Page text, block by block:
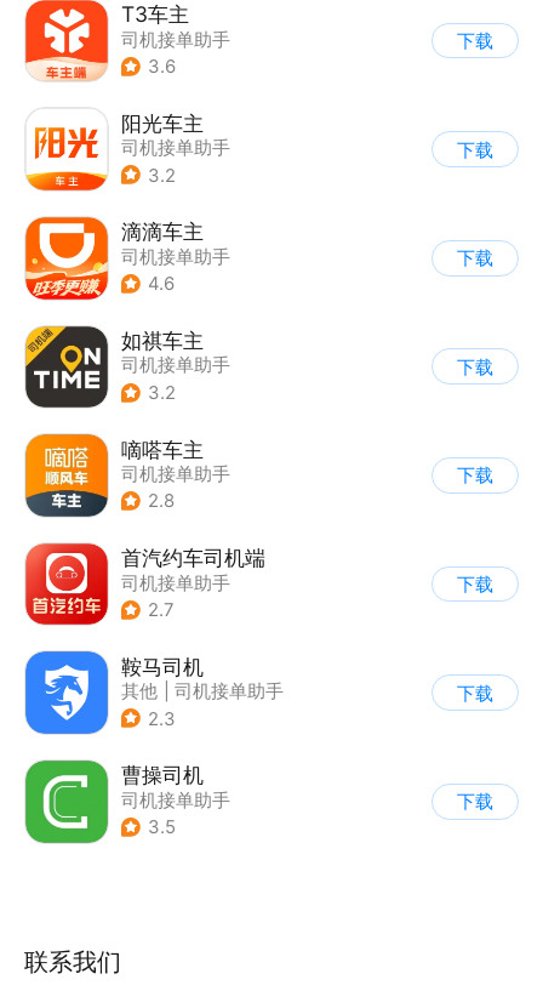
T3车主
司机接单助手
3.6
下载
阳光车主
司机接单助手
3.2
下载
滴滴车主
司机接单助手
4.6
下载
如祺车主
司机接单助手
3.2
下载
嘀嗒车主
司机接单助手
2.8
下载
首汽约车司机端
司机接单助手
2.7
下载
鞍马司机
其他
司机接单助手
2.3
下载
曹操司机
司机接单助手
3.5
下载
联系我们